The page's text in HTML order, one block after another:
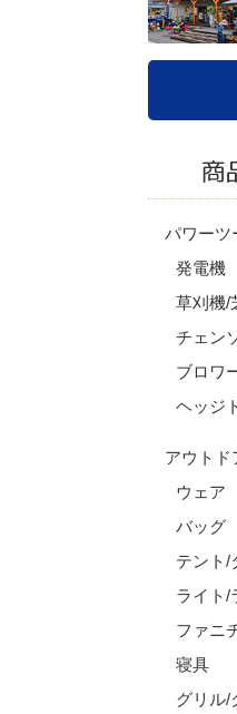
商
パワーツ
発電機
草刈機/
チェン
ブロワ
ヘッジ
アウトド
ウェア
バッグ
テント/
ライト/
ファニ
寝具
グリル/